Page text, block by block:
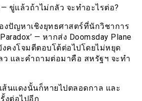
ขู่แล้วถ้าไม่กลัว จะทำอะไรต่อ?
งปัญหาเชิงยุทธศาสตร์ที่นักวิชาการ
— หากส่ง Doomsday Plane
คงโจมตีตอบโต้ต่อไปโดยไม่หยุด
ว และคำถามต่อมาคือ สหรัฐฯ จะทำ
ส้นแดงนั้นก็หายไปตลอดกาล และ
งต่อไปอีก